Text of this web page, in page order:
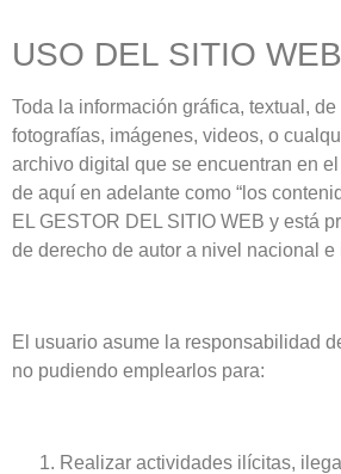
USO DEL SITIO WEB
Toda la información gráfica, textual,
fotografías, imágenes, videos, o
archivo digital que se encuentran en
de aquí en adelante como “los
EL GESTOR DEL SITIO WEB y está
de derecho de autor a nivel nacional e
El usuario asume la responsabilidad
no pudiendo emplearlos para:
Realizar actividades ilícitas,